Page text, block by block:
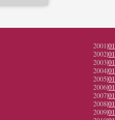
2001|01
2002|01
2003|01
2004|01
2005|01
2006|01
2007|01
2008|01
2009|01